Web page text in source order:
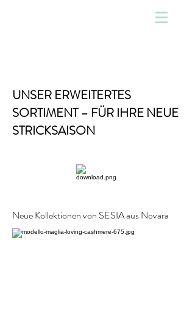
UNSER ERWEITERTES
SORTIMENT – FÜR IHRE NEUE
STRICKSAISON
Neue Kollektionen von SESIA aus Novara